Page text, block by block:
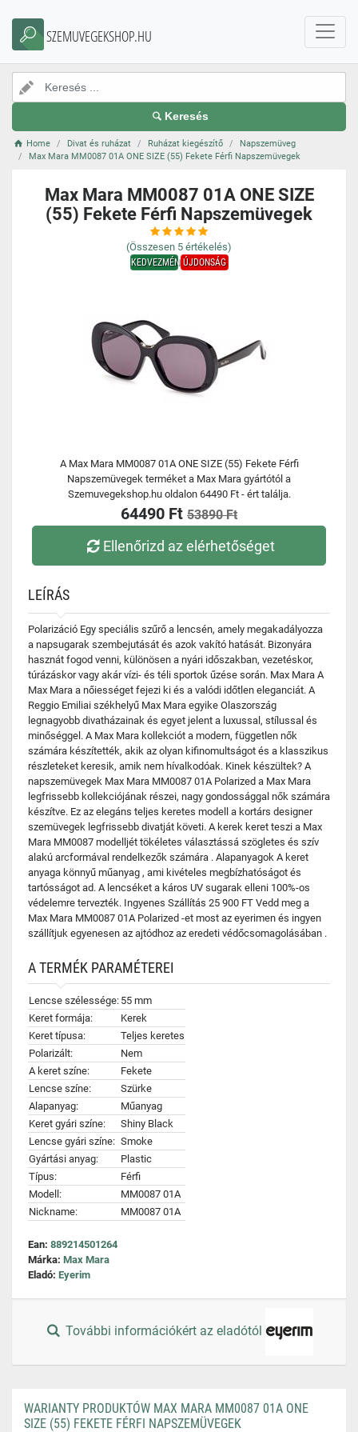
SZEMUVEGEKSHOP.HU
Keresés
Home Divat és ruházat Ruházat kiegészítő
Napszemüveg
Max Mara MM0087 01A ONE SIZE (55) Fekete Férfi Napszemüvegek
Max Mara MM0087 01A ONE SIZE
(55) Fekete Férfi Napszemüvegek
(Összesen 5 értékelés)
KEDVEZMÉNYÚJDONSÁG
A Max Mara MM0087 01A ONE SIZE (55) Fekete Férfi
Napszemüvegek terméket a Max Mara gyártótól a
Szemuvegekshop.hu oldalon 64490 Ft - ért találja.
64490 Ft 53890 Ft
Ellenőrizd az elérhetőséget
LEÍRÁS
Polarizáció Egy speciális szűrő a lencsén, amely megakadályozza
a napsugarak szembejutását és azok vakító hatását. Bizonyára
hasznát fogod venni, különösen a nyári időszakban, vezetéskor,
túrázáskor vagy akár vízi- és téli sportok űzése során. Max Mara A
Max Mara a nőiességet fejezi ki és a valódi időtlen eleganciát. A
Reggio Emiliai székhelyű Max Mara egyike Olaszország
legnagyobb divatházainak és egyet jelent a luxussal, stílussal és
minőséggel. A Max Mara kollekciót a modern, független nők
számára készítették, akik az olyan kifinomultságot és a klasszikus
részleteket keresik, amik nem hívalkodóak. Kinek készültek? A
napszemüvegek Max Mara MM0087 01A Polarized a Max Mara
legfrissebb kollekciójának részei, nagy gondossággal nők számára
készítve. Ez az elegáns teljes keretes modell a kortárs designer
szemüvegek legfrissebb divatját követi. A kerek keret teszi a Max
Mara MM0087 modelljét tökéletes választássá szögletes és szív
alakú arcformával rendelkezők számára . Alapanyagok A keret
anyaga könnyű műanyag , ami kivételes megbízhatóságot és
tartósságot ad. A lencséket a káros UV sugarak elleni 100%-os
védelemre tervezték. Ingyenes Szállítás 25 900 FT Vedd meg a
Max Mara MM0087 01A Polarized -et most az eyerimen és ingyen
szállítjuk egyenesen az ajtódhoz az eredeti védőcsomagolásában .
A TERMÉK PARAMÉTEREI
Lencse szélessége: 55 mm
Keret formája:
Kerek
Keret típusa:
Teljes keretes
Polarizált:
Nem
A keret színe:
Fekete
Lencse színe:
Szürke
Alapanyag:
Műanyag
Keret gyári színe:
Shiny Black
Lencse gyári színe: Smoke
Gyártási anyag:
Plastic
Típus:
Férfi
Modell:
MM0087 01A
Nickname:
MM0087 01A
Ean: 889214501264
Márka: Max Mara
Eladó: Eyerim
További információkért az eladótól
WARIANTY PRODUKTÓW MAX MARA MM0087 01A ONE
SIZE (55) FEKETE FÉRFI NAPSZEMÜVEGEK